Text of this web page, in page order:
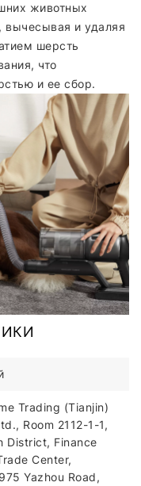
животных
вычесывая и удаляя
шерсть
что
и ее сбор.
Trading (Tianjin)
Room 2112-1-1,
District, Finance
Center,
Yazhou Road,